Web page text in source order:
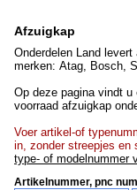
Afzuigkap
Onderdelen Land
merken: Atag, Bosch,
Op deze pagina vindt
voorraad afzuigkap
Voer artikel-of
in, zonder streepjes en
type- of modelnummer
Artikelnummer, pnc